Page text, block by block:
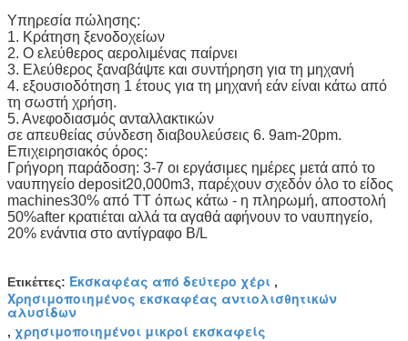
Υπηρεσία πώλησης:
1. Κράτηση ξενοδοχείων
2. Ο ελεύθερος αερολιμένας παίρνει
3. Ελεύθερος ξαναβάψτε και συντήρηση για τη μηχανή
4. εξουσιοδότηση 1 έτους για τη μηχανή εάν είναι κάτω από
τη σωστή χρήση.
5. Ανεφοδιασμός ανταλλακτικών
σε απευθείας σύνδεση διαβουλεύσεις 6. 9am-20pm.
Επιχειρησιακός όρος:
Γρήγορη παράδοση: 3-7 οι εργάσιμες ημέρες μετά από το
ναυπηγείο deposit20,000m3, παρέχουν σχεδόν όλο το είδος
machines30% από TT όπως κάτω - η πληρωμή, αποστολή
50%after κρατιέται αλλά τα αγαθά αφήνουν το ναυπηγείο,
20% ενάντια στο αντίγραφο B/L
Ετικέττες: Εκσκαφέας από δεύτερο χέρι ,
Χρησιμοποιημένος εκσκαφέας αντιολισθητικών
αλυσίδων
, χρησιμοποιημένοι μικροί εκσκαφείς